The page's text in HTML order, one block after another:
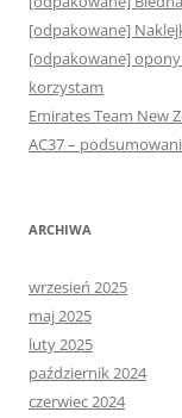
[odpakowane]
[odpakowane]
korzystam
Emirates Team New
AC37 –
ARCHIWA
wrzesień 2025
maj 2025
luty 2025
październik 2024
czerwiec 2024